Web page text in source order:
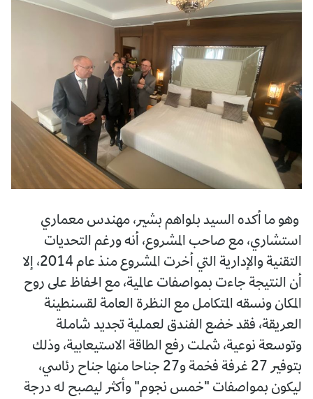
وهو ما أكده السيد بلواهم بشير، مهندس معماري
استشاري، مع صاحب المشروع، أنه ورغم التحديات
التقنية والإدارية التي أخرت المشروع منذ عام 2014، إلا
أن النتيجة جاءت بمواصفات عالمية، مع الحفاظ على روح
المكان ونسقه المتكامل مع النظرة العامة لقسنطينة
العريقة، فقد خضع الفندق لعملية تجديد شاملة
وتوسعة نوعية، شملت رفع الطاقة الاستيعابية، وذلك
بتوفير 27 غرفة فخمة و27 جناحا منها جناح رئاسي،
ليكون بمواصفات "خمس نجوم" وأكثر ليصبح له درجة